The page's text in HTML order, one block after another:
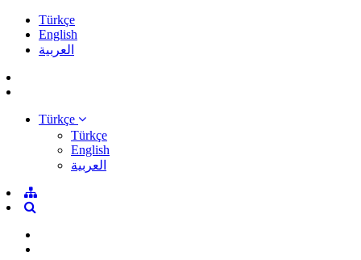
Türkçe
English
العربية
Türkçe
Türkçe
English
العربية